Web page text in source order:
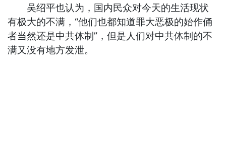
吴绍平也认为，国内民众对今天的生活现状
有极大的不满，“他们也都知道罪大恶极的始作俑
者当然还是中共体制”，但是人们对中共体制的不
满又没有地方发泄。